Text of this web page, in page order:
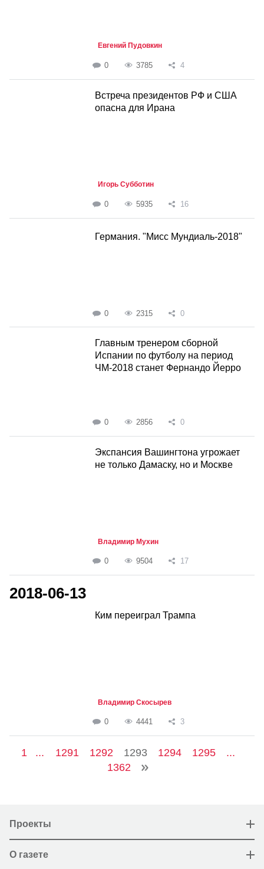
Евгений Пудовкин
0 3785 4
Встреча президентов РФ и США
опасна для Ирана
Игорь Субботин
0 5935 16
Германия. "Мисс Мундиаль-2018"
0 2315 0
Главным тренером сборной
Испании по футболу на период
ЧМ-2018 станет Фернандо Йерро
0 2856 0
Экспансия Вашингтона угрожает
не только Дамаску, но и Москве
Владимир Мухин
0 9504 17
2018-06-13
Ким переиграл Трампа
Владимир Скосырев
0 4441 3
1 ... 1291 1292 1293 1294 1295
...
1362
Проекты
О газете